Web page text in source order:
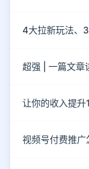
超强 | 一篇文章
让你的收入提